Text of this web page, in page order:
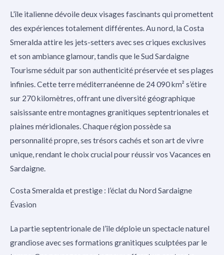
L’île italienne dévoile deux visages fascinants qui promettent
des expériences totalement différentes. Au nord, la Costa
Smeralda attire les jets-setters avec ses criques exclusives
et son ambiance glamour, tandis que le Sud Sardaigne
Tourisme séduit par son authenticité préservée et ses plages
infinies. Cette terre méditerranéenne de 24 090 km² s’étire
sur 270 kilomètres, offrant une diversité géographique
saisissante entre montagnes granitiques septentrionales et
plaines méridionales. Chaque région possède sa
personnalité propre, ses trésors cachés et son art de vivre
unique, rendant le choix crucial pour réussir vos Vacances en
Sardaigne.
Costa Smeralda et prestige : l’éclat du Nord Sardaigne
Évasion
La partie septentrionale de l’île déploie un spectacle naturel
grandiose avec ses formations granitiques sculptées par le